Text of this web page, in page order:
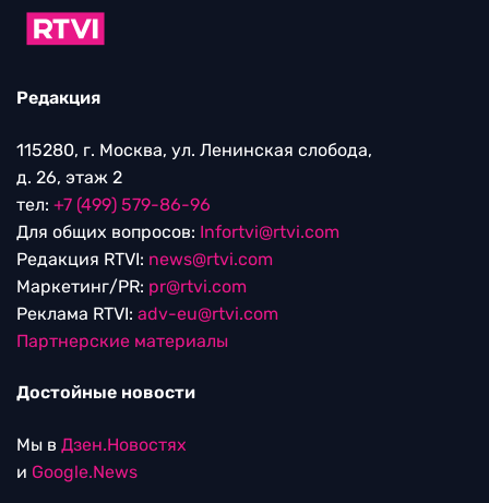
Редакция
115280, г. Москва, ул. Ленинская слобода,
д. 26, этаж 2
тел: +7 (499) 579-86-96
Для общих вопросов: Infortvi@rtvi.com
Редакция RTVI: news@rtvi.com
Маркетинг/PR: pr@rtvi.com
Реклама RTVI: adv-eu@rtvi.com
Партнерские материалы
Достойные новости
Мы в Дзен.Новостях
и Google.News